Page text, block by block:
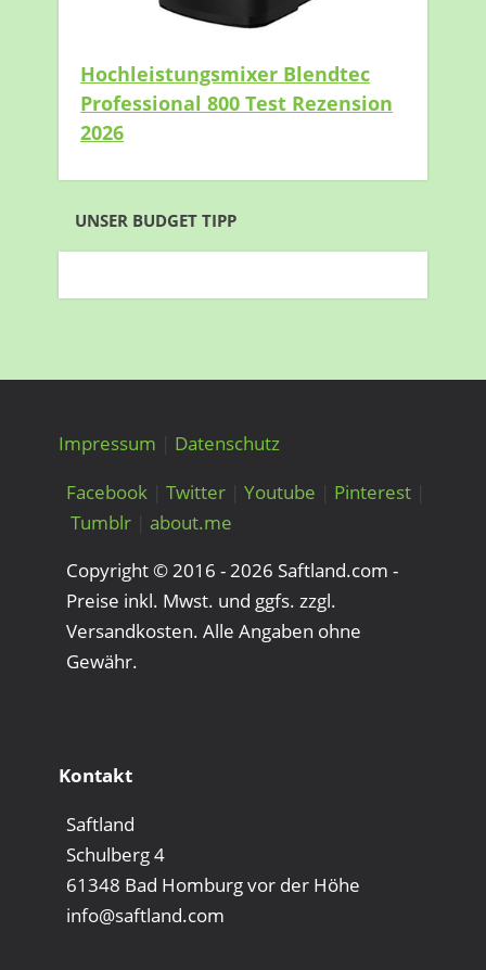
Hochleistungsmixer Blendtec
Professional 800 Test Rezension
2026
UNSER BUDGET TIPP
Impressum
Datenschutz
Facebook| Twitter| Youtube Pinterest|
Tumblr| about.me
Copyright © 2016 - 2026 Saftland.com -
Preise inkl. Mwst. und ggfs. zzgl.
Versandkosten. Alle Angaben ohne
Gewähr.
Kontakt
Saftland
Schulberg 4
61348 Bad Homburg vor der Höhe
info@saftland.com